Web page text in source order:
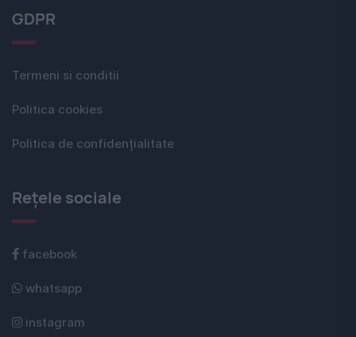
GDPR
Termeni si conditii
Politica cookies
Politica de confidențialitate
Rețele sociale
facebook
whatsapp
instagram